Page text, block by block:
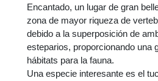
Encantado, un lugar de gran
zona de mayor riqueza de
debido a la superposición de
esteparios, proporcionando una
hábitats para la fauna.
Una especie interesante es el